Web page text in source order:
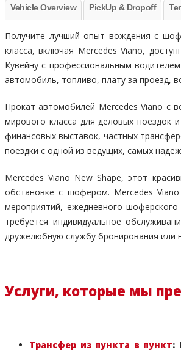
Vehicle Overview PickUp & Dropoff
Получите лучший опыт вождения с
класса, включая Mercedes Viano,
Кувейну с профессиональным
автомобиль, топливо, плату за проезд,
Прокат автомобилей Mercedes Viano с
мирового класса для деловых поездок
финансовых выставок, частных
поездки с одной из ведущих, самых
Mercedes Viano New Shape, этот
обстановке с шофером. Mercedes
мероприятий, ежедневного
требуется индивидуальное
дружелюбную службу бронирования
Услуги, которые мы
Трансфер из пункта в пункт: